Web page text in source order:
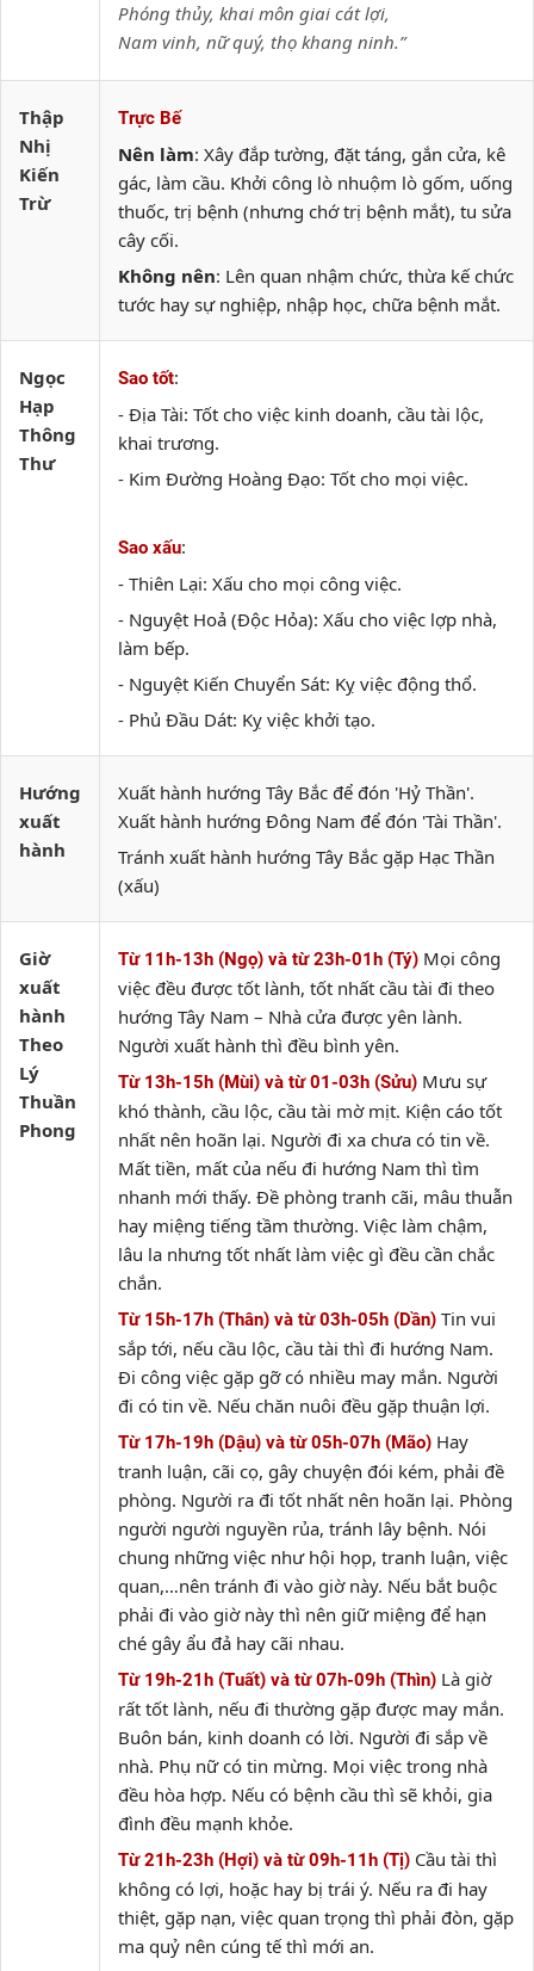
Phóng thủy, khai môn giai cát lợi,
Nam vinh, nữ quý, thọ khang ninh.”
Thập
Nhị
Kiến
Trừ
Trực Bế
Nên làm: Xây đắp tường, đặt táng, gắn cửa, kê
gác, làm cầu. Khởi công lò nhuộm lò gốm, uống
thuốc, trị bệnh (nhưng chớ trị bệnh mắt), tu sửa
cây cối.
Không nên: Lên quan nhậm chức, thừa kế chức
tước hay sự nghiệp, nhập học, chữa bệnh mắt.
Ngọc
Hạp
Thông
Thư
Sao tốt:
- Địa Tài: Tốt cho việc kinh doanh, cầu tài lộc,
khai trương.
- Kim Đường Hoàng Đạo: Tốt cho mọi việc.
Sao xấu:
- Thiên Lại: Xấu cho mọi công việc.
- Nguyệt Hoả (Độc Hỏa): Xấu cho việc lợp nhà,
làm bếp.
- Nguyệt Kiến Chuyển Sát: Kỵ việc động thổ.
- Phủ Đầu Dát: Kỵ việc khởi tạo.
Hướng
xuất
hành
Xuất hành hướng Tây Bắc để đón 'Hỷ Thần'.
Xuất hành hướng Đông Nam để đón 'Tài Thần'.
Tránh xuất hành hướng Tây Bắc gặp Hạc Thần
(xấu)
Giờ
xuất
hành
Theo
Lý
Thuần
Phong
Từ 11h-13h (Ngọ) và từ 23h-01h (Tý) Mọi công
việc đều được tốt lành, tốt nhất cầu tài đi theo
hướng Tây Nam – Nhà cửa được yên lành.
Người xuất hành thì đều bình yên.
Từ 13h-15h (Mùi) và từ 01-03h (Sửu) Mưu sự
khó thành, cầu lộc, cầu tài mờ mịt. Kiện cáo tốt
nhất nên hoãn lại. Người đi xa chưa có tin về.
Mất tiền, mất của nếu đi hướng Nam thì tìm
nhanh mới thấy. Đề phòng tranh cãi, mâu thuẫn
hay miệng tiếng tầm thường. Việc làm chậm,
lâu la nhưng tốt nhất làm việc gì đều cần chắc
chắn.
Từ 15h-17h (Thân) và từ 03h-05h (Dần) Tin vui
sắp tới, nếu cầu lộc, cầu tài thì đi hướng Nam.
Đi công việc gặp gỡ có nhiều may mắn. Người
đi có tin về. Nếu chăn nuôi đều gặp thuận lợi.
Từ 17h-19h (Dậu) và từ 05h-07h (Mão) Hay
tranh luận, cãi cọ, gây chuyện đói kém, phải đề
phòng. Người ra đi tốt nhất nên hoãn lại. Phòng
người người nguyền rủa, tránh lây bệnh. Nói
chung những việc như hội họp, tranh luận, việc
quan,…nên tránh đi vào giờ này. Nếu bắt buộc
phải đi vào giờ này thì nên giữ miệng để hạn
ché gây ẩu đả hay cãi nhau.
Từ 19h-21h (Tuất) và từ 07h-09h (Thìn) Là giờ
rất tốt lành, nếu đi thường gặp được may mắn.
Buôn bán, kinh doanh có lời. Người đi sắp về
nhà. Phụ nữ có tin mừng. Mọi việc trong nhà
đều hòa hợp. Nếu có bệnh cầu thì sẽ khỏi, gia
đình đều mạnh khỏe.
Từ 21h-23h (Hợi) và từ 09h-11h (Tị) Cầu tài thì
không có lợi, hoặc hay bị trái ý. Nếu ra đi hay
thiệt, gặp nạn, việc quan trọng thì phải đòn, gặp
ma quỷ nên cúng tế thì mới an.